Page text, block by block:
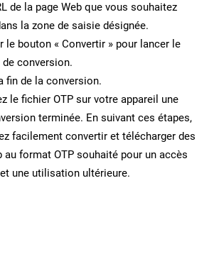
de la page Web que vous souhaitez
la zone de saisie désignée.
le bouton « Convertir » pour lancer le
conversion.
fin de la conversion.
le fichier OTP sur votre appareil une
terminée. En suivant ces étapes,
facilement convertir et télécharger des
au format OTP souhaité pour un accès
une utilisation ultérieure.